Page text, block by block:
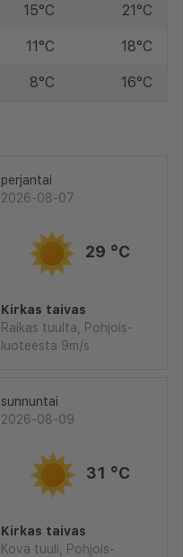
15°C 21°C
11°C 18°C
8°C 16°C
perjantai
2026-08-07
29 °C
Kirkas taivas
Raikas tuulta, Pohjois-
luoteesta 9m/s
sunnuntai
2026-08-09
31 °C
Kirkas taivas
Kova tuuli, Pohjois-